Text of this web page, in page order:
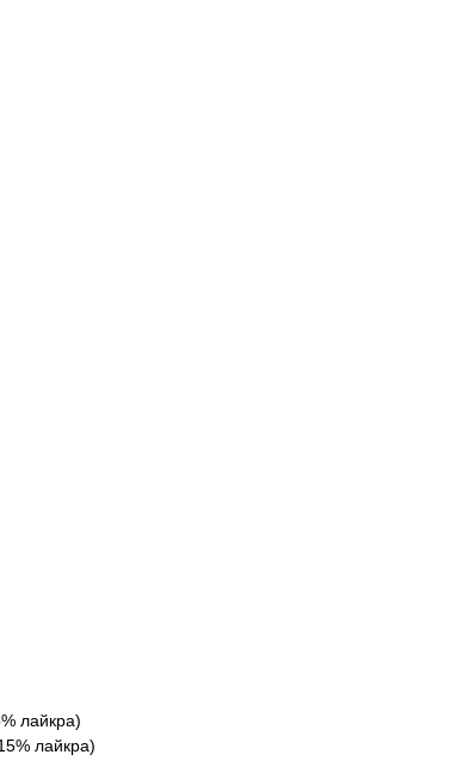
лайкра)
лайкра)